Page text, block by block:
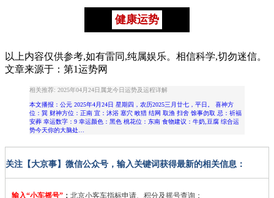
健康运势
以上内容仅供参考,如有雷同,纯属娱乐。相信科学,切勿迷信。
文章来源于：第1运势网
相关推荐: 2025年04月24日属龙今日运势及运程详解
本文播报：公元 2025年4月24日 星期四，农历2025三月廿七，平日。 喜神方
位：巽 财神方位：正南 宜：沐浴 塞穴 畋猎 结网 取渔 扫舍 馀事勿取 忌：祈福
安葬 幸运数字：9 幸运颜色：黑色 桃花位：东南 食物建议：牛奶,豆腐 综合运
势今天你的大脑处…
关注【大京事】微信公众号，输入关键词获得最新的相关信息：
输入“小车摇号” ： 北京小客车指标申请、积分及摇号查询；